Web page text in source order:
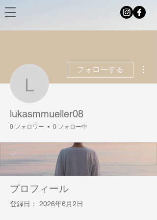
lukasmmueller08
フォローする
lukasmmueller08
0 フォロワー 0 フォロー中
プロフィール
登録日： 2026年6月2日